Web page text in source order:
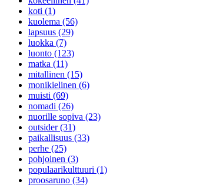
koti (1)
kuolema (56)
lapsuus (29)
luokka (7)
luonto (123)
matka (11)
mitallinen (15)
monikielinen (6)
muisti (69)
nomadi (26)
nuorille sopiva (23)
outsider (31)
paikallisuus (33)
perhe (25)
pohjoinen (3)
populaarikulttuuri (1)
proosaruno (34)